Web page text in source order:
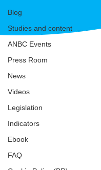
Blog
Studies and content
ANBC Events
Press Room
News
Videos
Legislation
Indicators
Ebook
FAQ